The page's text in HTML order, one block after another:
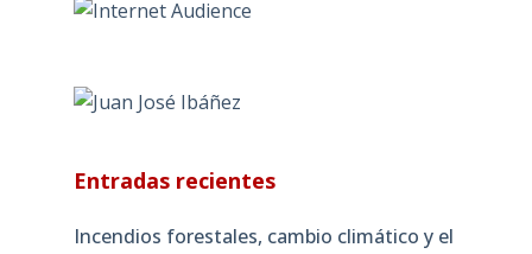
Entradas recientes
Incendios forestales, cambio climático y el